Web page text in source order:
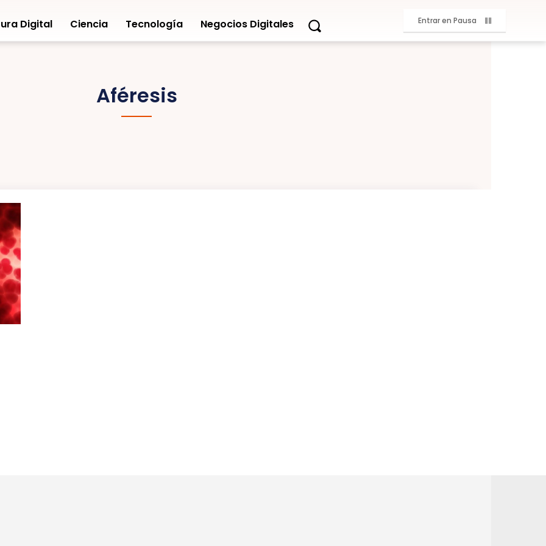
Digital Ciencia Tecnología Negocios Digitales Entrar en Pausa
Aféresis